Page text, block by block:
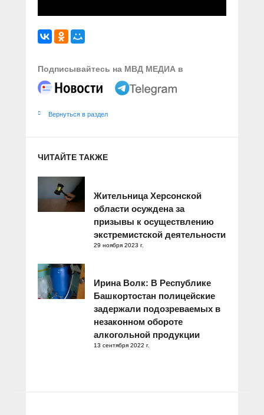
Подписывайтесь на МВД МЕДИА в
Вернуться в раздел
ЧИТАЙТЕ ТАКЖЕ
Жительница Херсонской
области осуждена за
призывы к осуществлению
экстремистской деятельности
29 ноября 2023 г.
Ирина Волк: В Республике
Башкортостан полицейские
задержали подозреваемых в
незаконном обороте
алкогольной продукции
13 сентября 2022 г.